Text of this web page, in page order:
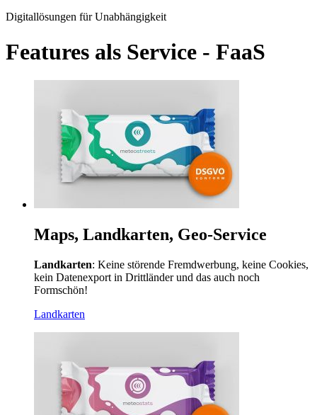
Digitallösungen für Unabhängigkeit
Features als Service - FaaS
Maps, Landkarten, Geo-Service
Landkarten: Keine störende Fremdwerbung, keine Cookies,
kein Datenexport in Drittländer und das auch noch
Formschön!
Landkarten